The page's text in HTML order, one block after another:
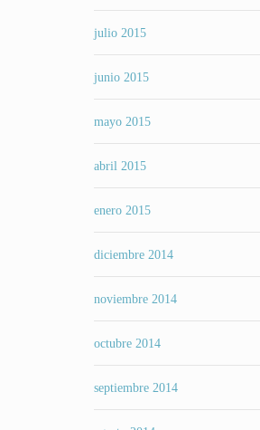
julio 2015
junio 2015
mayo 2015
abril 2015
enero 2015
diciembre 2014
noviembre 2014
octubre 2014
septiembre 2014